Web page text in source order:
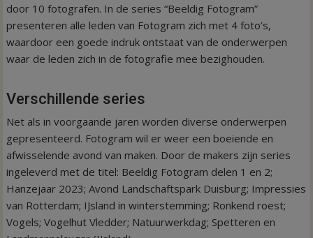
door 10 fotografen. In de series “Beeldig Fotogram”
presenteren alle leden van Fotogram zich met 4 foto’s,
waardoor een goede indruk ontstaat van de onderwerpen
waar de leden zich in de fotografie mee bezighouden.
Verschillende series
Net als in voorgaande jaren worden diverse onderwerpen
gepresenteerd. Fotogram wil er weer een boeiende en
afwisselende avond van maken. Door de makers zijn series
ingeleverd met de titel: Beeldig Fotogram delen 1 en 2;
Hanzejaar 2023; Avond Landschaftspark Duisburg; Impressies
van Rotterdam; IJsland in winterstemming; Ronkend roest;
Vogels; Vogelhut Vledder; Natuurwerkdag; Spetteren en